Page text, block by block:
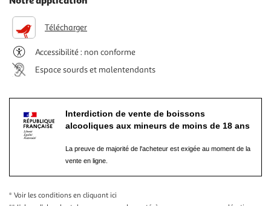
Télécharger
Accessibilité : non conforme
Espace sourds et malentendants
Interdiction de vente de boissons
alcooliques aux mineurs de moins de 18 ans
La preuve de majorité de l'acheteur est exigée au moment de la
vente en ligne.
* Voir les conditions en cliquant ici